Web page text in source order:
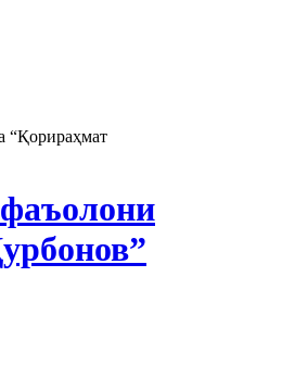
“Қорираҳмат